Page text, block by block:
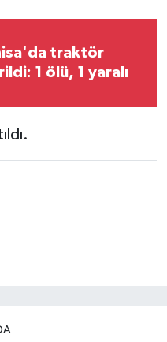
traktör
1 ölü, 1 yaralı